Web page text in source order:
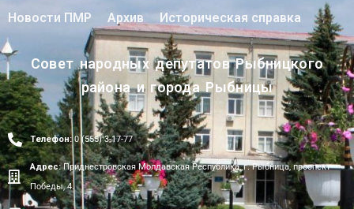
Новости ПМР Архив Историческая справка
Совет народных депутатов Рыбницкого
района и города Рыбницы
Телефон:0 (555) 3-17-77
Адрес:Приднестровская Молдавская Республика, г. Рыбница, проспект
Победы, 4.